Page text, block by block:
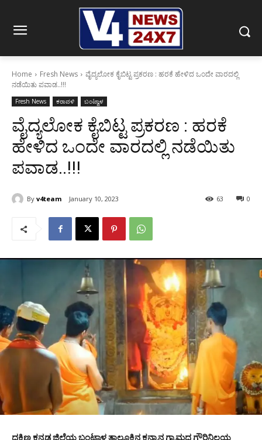
Home Fresh News
ವೈದ್ಯಲೋಕ ಕೈಬಿಟ್ಟ ಪ್ರಕರಣ : ಹರಕೆ ಹೇಳಿದ ಒಂದೇ ವಾರದಲ್ಲಿ
ನಡೆಯಿತು ಪವಾಡ..!!!
Fresh News ಕರಾವಳಿ ಬಂಟ್ವಾಳ
ವೈದ್ಯಲೋಕ ಕೈಬಿಟ್ಟ ಪ್ರಕರಣ : ಹರಕೆ
ಹೇಳಿದ ಒಂದೇ ವಾರದಲ್ಲಿ ನಡೆಯಿತು
ಪವಾಡ..!!!
By v4team January 10, 2023 0
63
ದಕ್ಷಿಣ ಕನ್ನಡ ಜಿಲ್ಲೆಯ ಬಂಟ್ವಾಳ ತಾಲೂಕಿನ ಕನ್ಯಾನ ಗ್ರಾಮದ ಗೌರಿನಿಲಯ